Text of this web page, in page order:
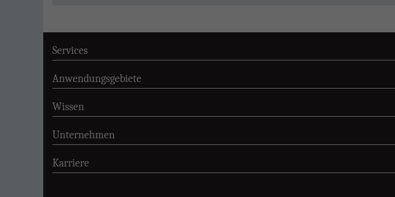
Services
Anwendungsgebiete
Wissen
Unternehmen
Karriere